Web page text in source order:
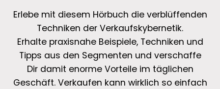
Erlebe mit diesem Hörbuch die verblüffenden
Techniken der Verkaufskybernetik.
Erhalte praxisnahe Beispiele, Techniken und
Tipps aus den Segmenten und verschaffe
Dir damit enorme Vorteile im täglichen
Geschäft. Verkaufen kann wirklich so einfach